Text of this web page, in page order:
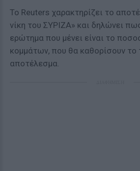
Το Reuters χαρακτηρίζει το
νίκη του ΣΥΡΙΖΑ» και δηλώνει
ερώτημα που μένει είναι το
κομμάτων, που θα καθορίσουν το
αποτέλεσμα.